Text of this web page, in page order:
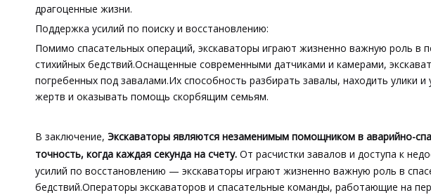
драгоценные жизни.
Поддержка усилий по поиску и восстановлению:
Помимо спасательных операций, экскаваторы играют жизненно важную роль в
стихийных бедствий.Оснащенные современными датчиками и камерами,
погребенных под завалами.Их способность разбирать завалы, находить улики
жертв и оказывать помощь скорбящим семьям.
В заключение, Экскаваторы являются незаменимым помощником в аварийно-
точность, когда каждая секунда на счету. От расчистки завалов и доступа к
усилий по восстановлению — экскаваторы играют жизненно важную роль в
бедствий.Операторы экскаваторов и спасательные команды, работающие на